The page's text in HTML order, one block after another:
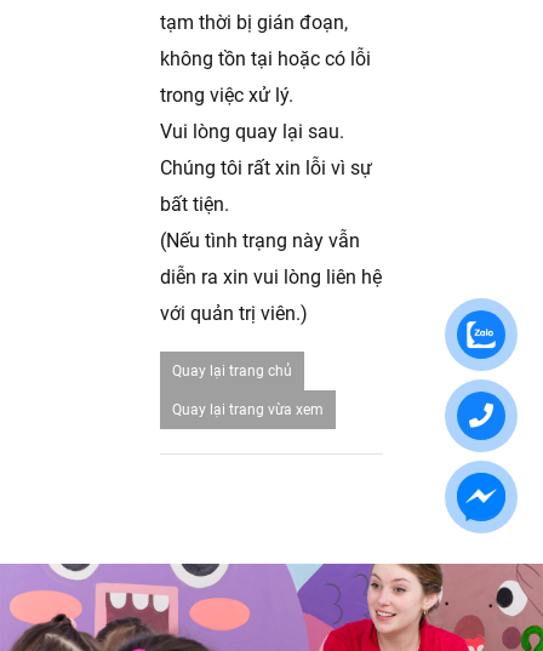
tạm thời bị gián đoạn,
không tồn tại hoặc có lỗi
trong việc xử lý.
Vui lòng quay lại sau.
Chúng tôi rất xin lỗi vì sự
bất tiện.
(Nếu tình trạng này vẫn
diễn ra xin vui lòng liên hệ
với quản trị viên.)
Quay lại trang chủ
Quay lại trang vừa xem